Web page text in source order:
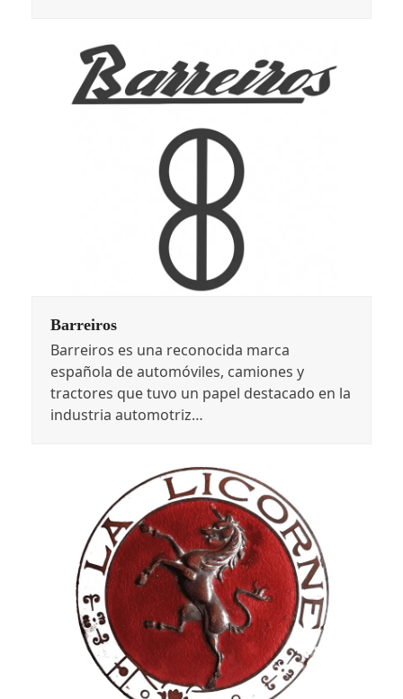
Barreiros
Barreiros es una reconocida marca
española de automóviles, camiones y
tractores que tuvo un papel destacado en la
industria automotriz…